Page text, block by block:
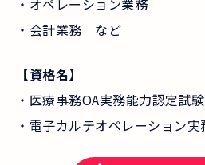
・オペレーション業務
・会計業務 など
【資格名】
・医療事務OA実務能力認定試験
・電子カルテオペレーション